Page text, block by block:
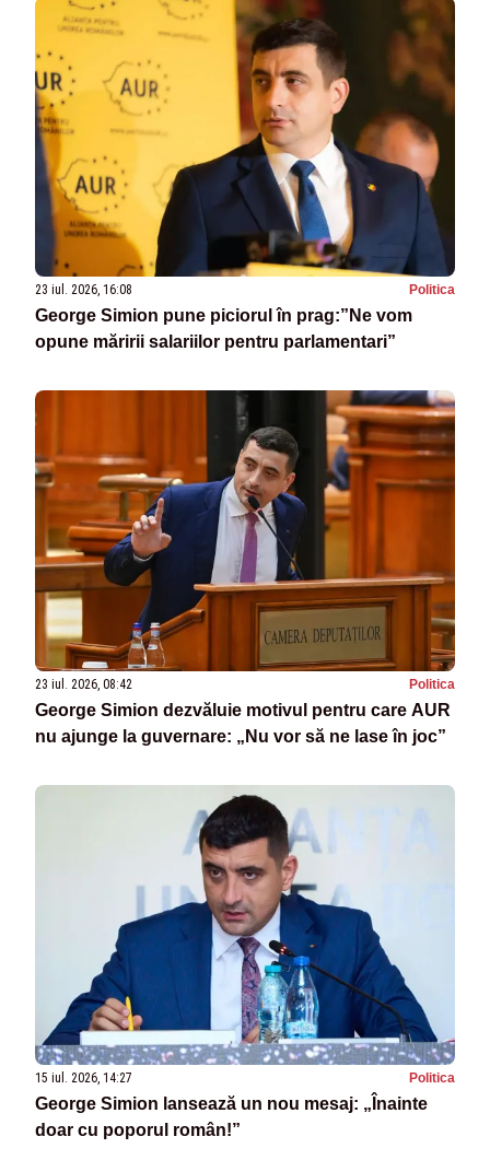
23 iul. 2026, 16:08 Politica
George Simion pune piciorul în prag:”Ne vom
opune măririi salariilor pentru parlamentari”
23 iul. 2026, 08:42 Politica
George Simion dezvăluie motivul pentru care AUR
nu ajunge la guvernare: „Nu vor să ne lase în joc”
15 iul. 2026, 14:27 Politica
George Simion lansează un nou mesaj: „Înainte
doar cu poporul român!”